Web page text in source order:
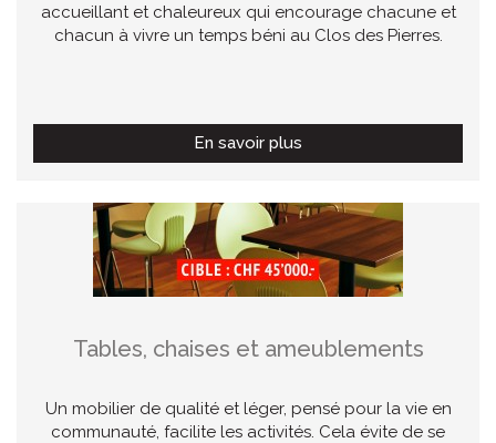
accueillant et chaleureux qui encourage chacune et
chacun à vivre un temps béni au Clos des Pierres.
En savoir plus
Tables, chaises et ameublements
Un mobilier de qualité et léger, pensé pour la vie en
communauté, facilite les activités. Cela évite de se